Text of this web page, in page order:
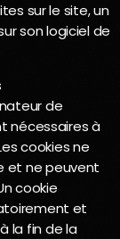
sur le site, un
son logiciel de
de
nécessaires à
cookies ne
et ne peuvent
cookie
et
la fin de la